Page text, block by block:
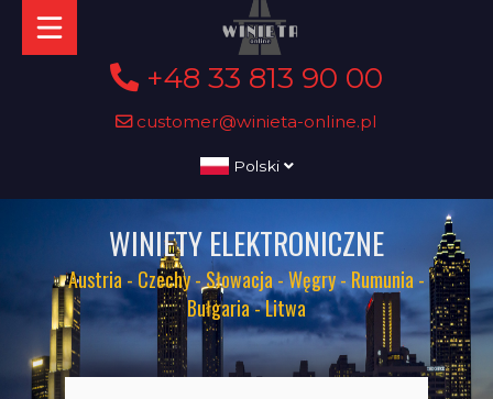
+48 33 813 90 00
customer@winieta-online.pl
Polski
WINIETY ELEKTRONICZNE
Austria - Czechy - Słowacja - Węgry - Rumunia -
Bułgaria - Litwa